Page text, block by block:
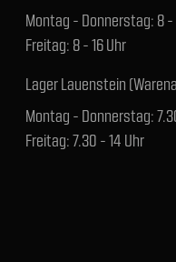
Montag - Donnerstag: 8 -
Freitag: 8 - 16 Uhr
Lager Lauenstein
Montag - Donnerstag:
Freitag: 7.30 - 14 Uhr